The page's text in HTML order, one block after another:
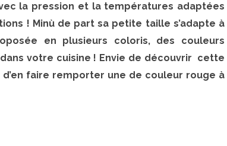
la pression et la températures adaptées
! Minù de part sa petite taille s’adapte à
en plusieurs coloris, des couleurs
votre cuisine ! Envie de découvrir cette
faire remporter une de couleur rouge à